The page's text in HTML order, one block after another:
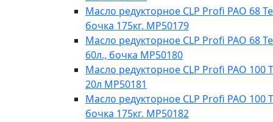
Масло редукторное CLP Profi PAO 68
бочка 175кг. МР50179
Масло редукторное CLP Profi PAO 68
60л., бочка МР50180
Масло редукторное CLP Profi PAO 100
20л МР50181
Масло редукторное CLP Profi PAO 100
бочка 175кг. МР50182